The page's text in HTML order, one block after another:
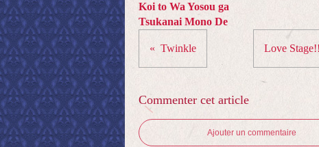
Koi to Wa Yosou ga
Tsukanai Mono De
Twinkle Love
Commenter cet article
Ajouter un commentaire